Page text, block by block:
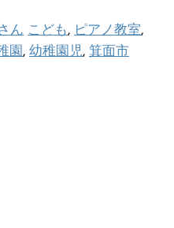
ん こども, ピアノ教室,
園 , 幼稚園児, 箕面市